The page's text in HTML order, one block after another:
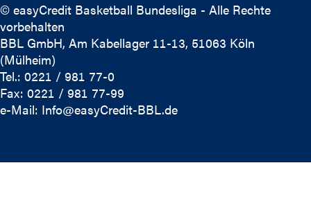
© easyCredit Basketball Bundesliga - Alle Rechte
vorbehalten
BBL GmbH, Am Kabellager 11-13, 51063 Köln
(Mülheim)
Tel.: 0221 / 981 77-0
Fax: 0221 / 981 77-99
e-Mail: Info@easyCredit-BBL.de